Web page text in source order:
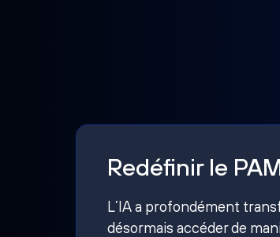
Redéfinir le
L’IA a profondément
désormais accéder de